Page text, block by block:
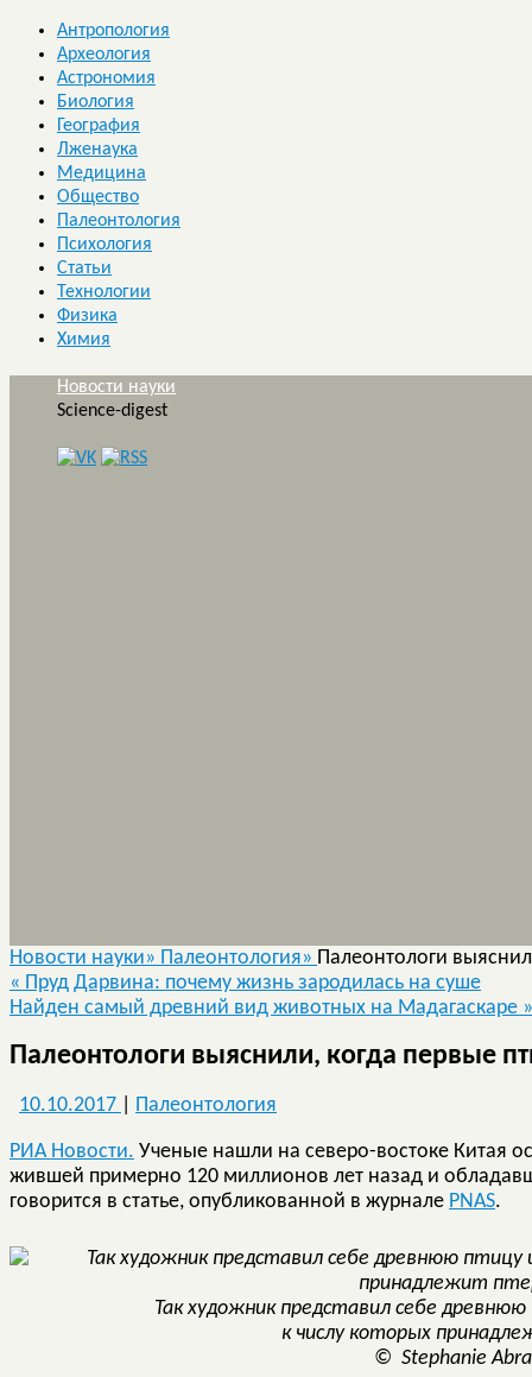
Антропология
Археология
Астрономия
Биология
География
Лженаука
Медицина
Общество
Палеонтология
Психология
Статьи
Технологии
Физика
Химия
Новости науки
Science-digest
Новости науки» Палеонтология» Палеонтологи
« Пруд Дарвина: почему жизнь зародилась на суше
Найден самый древний вид животных на Мадагаскаре »
Палеонтологи выяснили, когда первые
10.10.2017 Палеонтология
РИА Новости. Ученые нашли на северо-востоке Китая
жившей примерно 120 миллионов лет назад и
говорится в статье, опубликованной в журнале PNAS.
Так художник представил себе древнюю
к числу которых
© Stephanie